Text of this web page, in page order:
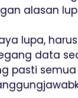
alasan
lupa,
data
pasti